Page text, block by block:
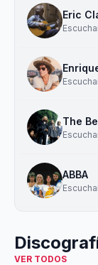
Eric
The
ABBA
VER TODOS